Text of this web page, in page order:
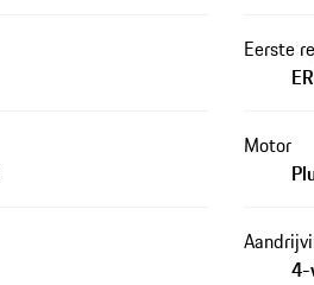
Eerste
Motor
4-